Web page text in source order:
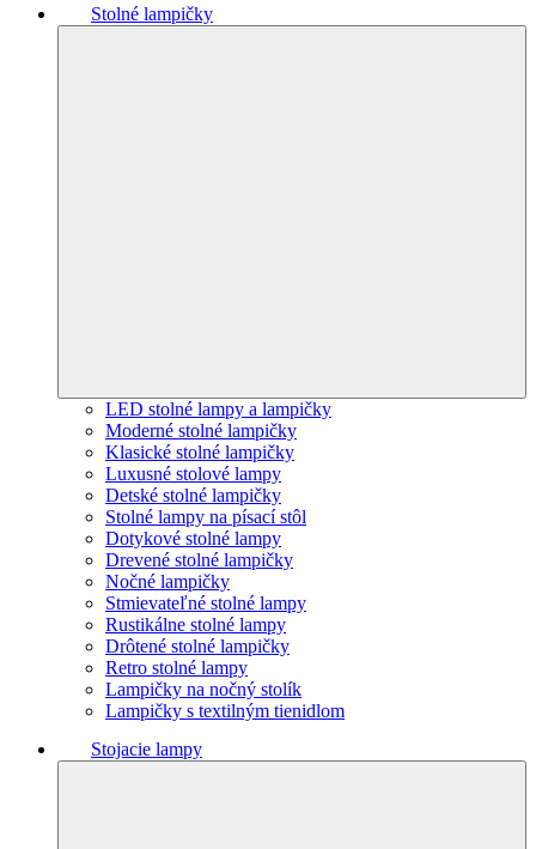
Stolné lampičky
LED stolné lampy a lampičky
Moderné stolné lampičky
Klasické stolné lampičky
Luxusné stolové lampy
Detské stolné lampičky
Stolné lampy na písací stôl
Dotykové stolné lampy
Drevené stolné lampičky
Nočné lampičky
Stmievateľné stolné lampy
Rustikálne stolné lampy
Drôtené stolné lampičky
Retro stolné lampy
Lampičky na nočný stolík
Lampičky s textilným tienidlom
Stojacie lampy